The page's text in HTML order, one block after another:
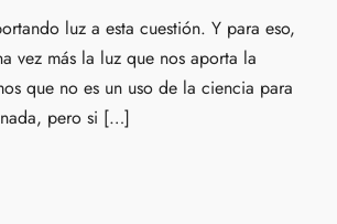
luz a esta cuestión. Y para eso,
vez más la luz que nos aporta la
que no es un uso de la ciencia para
pero si […]